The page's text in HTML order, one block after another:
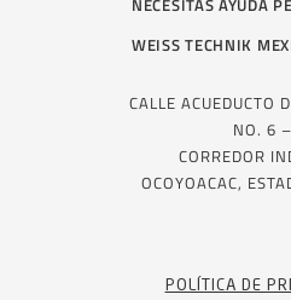
WEISS TECHNIK
CALLE ACUEDUCTO
NO. 6
CORREDOR
OCOYOACAC,
POLÍTICA DE